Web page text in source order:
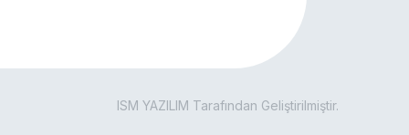
ISM YAZILIM Tarafından Geliştirilmiştir.